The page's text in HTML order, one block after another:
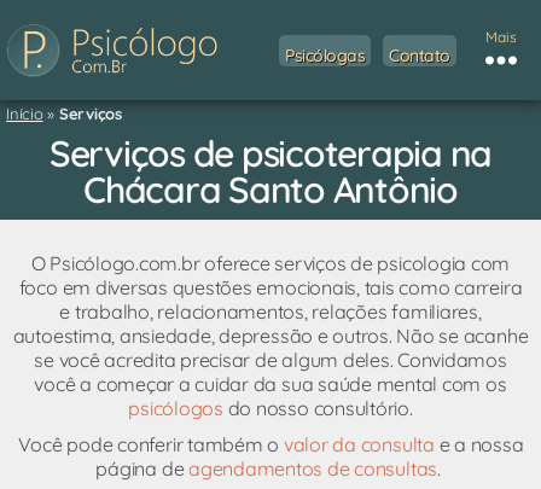
Psicólogas Contato
Mais
Início» Serviços
Serviços de psicoterapia na
Chácara Santo Antônio
O Psicólogo.com.br oferece serviços de psicologia com
foco em diversas questões emocionais, tais como carreira
e trabalho, relacionamentos, relações familiares,
autoestima, ansiedade, depressão e outros. Não se acanhe
se você acredita precisar de algum deles. Convidamos
você a começar a cuidar da sua saúde mental com os
psicólogos do nosso consultório.
Você pode conferir também o valor da consulta e a nossa
página deagendamentos de consultas.